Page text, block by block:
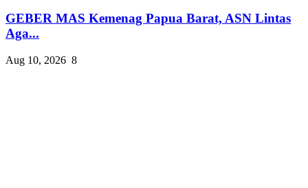
GEBER MAS Kemenag Papua Barat, ASN Lintas
Aga...
Aug 10, 2026 8